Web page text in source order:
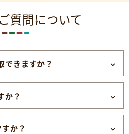
質問について
できますか？
か？
か？